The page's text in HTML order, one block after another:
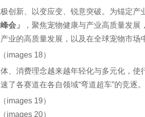
创新、以变应变、锐意突破。为锚定
会」 ，聚焦宠物健康与产业高质量发展，
业的高质量发展，以及在全球宠物市场
、消费理念越来越年轻化与多元化，
各赛道在各自领域“弯道超车”的竞逐。